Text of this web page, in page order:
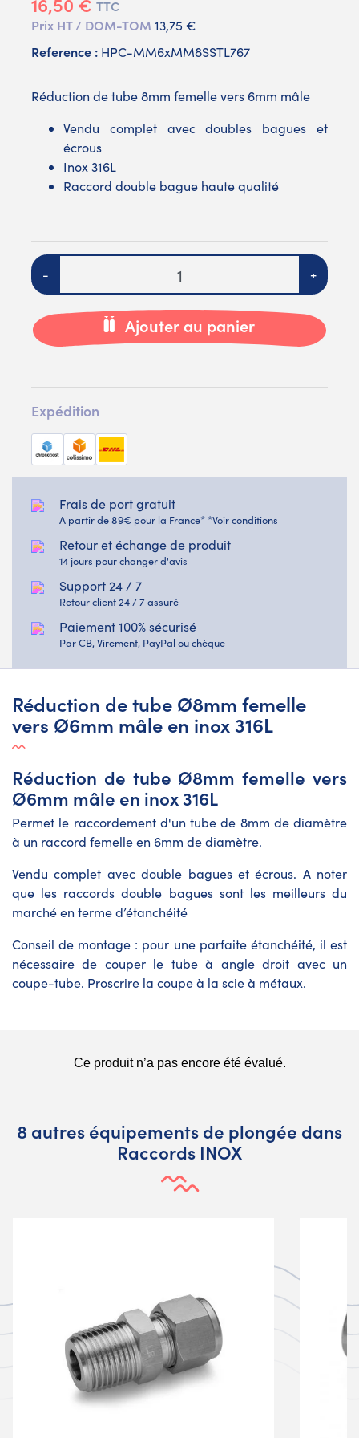
TTC
Prix HT / DOM-TOM 13,75 €
Reference : HPC-MM6xMM8SSTL767
Réduction de tube 8mm femelle vers 6mm mâle
Vendu complet avec doubles bagues et
écrous
Inox 316L
Raccord double bague haute qualité
Quantité
- +
Ajouter au panier
Expédition
Frais de port gratuit
A partir de 89€ pour la France* *Voir conditions
Retour et échange de produit
14 jours pour changer d'avis
Support 24 / 7
Retour client 24 / 7 assuré
Paiement 100% sécurisé
Par CB, Virement, PayPal ou chèque
Réduction de tube Ø8mm femelle
vers Ø6mm mâle en inox 316L
Réduction de tube Ø8mm femelle vers
Ø6mm mâle en inox 316L
Permet le raccordement d'un tube de 8mm de diamètre
à un raccord femelle en 6mm de diamètre.
Vendu complet avec double bagues et écrous. A noter
que les raccords double bagues sont les meilleurs du
marché en terme d’étanchéité
Conseil de montage : pour une parfaite étanchéité, il est
nécessaire de couper le tube à angle droit avec un
coupe-tube. Proscrire la coupe à la scie à métaux.
8 autres équipements de plongée dans
Raccords INOX